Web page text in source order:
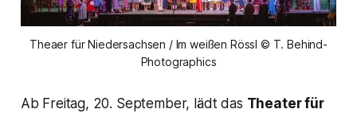
Theaer für Niedersachsen / Im weißen Rössl © T. Behind-
Photographics
Ab Freitag, 20. September, lädt das Theater für